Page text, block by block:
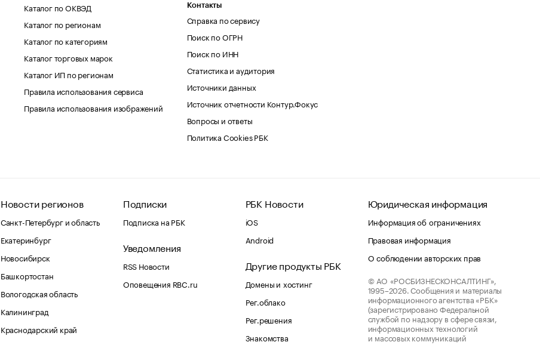
Каталог по ОКВЭД
Каталог по регионам
Каталог по категориям
Каталог торговых марок
Каталог ИП по регионам
Правила использования сервиса
Правила использования изображений
Контакты
Справка по сервису
Поиск по ОГРН
Поиск по ИНН
Статистика и аудитория
Источники данных
Источник отчетности Контур.Фокус
Вопросы и ответы
Политика Cookies РБК
Новости регионов
Санкт-Петербург и область
Екатеринбург
Новосибирск
Башкортостан
Вологодская область
Калининград
Краснодарский край
Подписки
Подписка на РБК
Уведомления
RSS Новости
Оповещения RBC.ru
РБК Новости
iOS
Android
Другие продукты РБК
Домены и хостинг
Рег.облако
Рег.решения
Знакомства
Юридическая информация
Информация об ограничениях
Правовая информация
О соблюдении авторских прав
© АО «РОСБИЗНЕСКОНСАЛТИНГ»,
1995–2026. Сообщения и материалы
информационного агентства «РБК»
(зарегистрировано Федеральной
службой по надзору в сфере связи,
информационных технологий
и массовых коммуникаций